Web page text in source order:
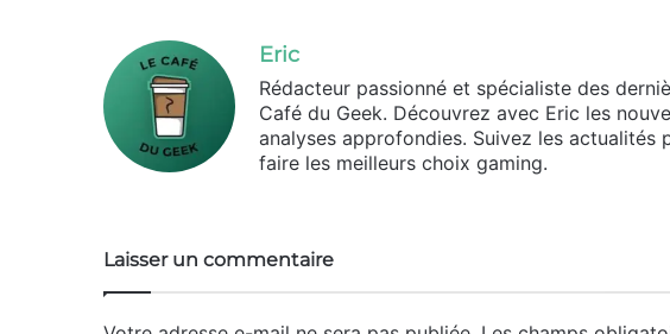
Eric
Rédacteur passionné et spécialiste des
Café du Geek. Découvrez avec Eric les
analyses approfondies. Suivez les
faire les meilleurs choix gaming.
Laisser un commentaire